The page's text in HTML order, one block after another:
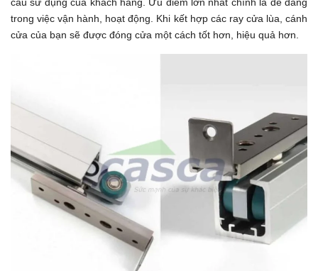
cầu sử dụng của khách hàng. Ưu điểm lớn nhất chính là dễ dàng
trong việc vận hành, hoạt động. Khi kết hợp các ray cửa lùa, cánh
cửa của bạn sẽ được đóng cửa một cách tốt hơn, hiệu quả hơn.